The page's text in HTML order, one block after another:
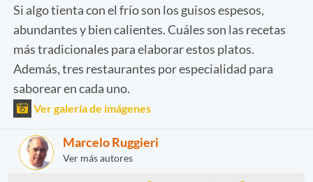
Si algo tienta con el frío son los guisos espesos,
abundantes y bien calientes. Cuáles son las recetas
más tradicionales para elaborar estos platos.
Además, tres restaurantes por especialidad para
saborear en cada uno.
Ver galería de imágenes
Marcelo Ruggieri
Ver más autores